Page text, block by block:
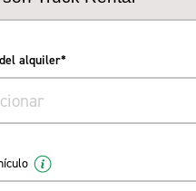
alquiler*